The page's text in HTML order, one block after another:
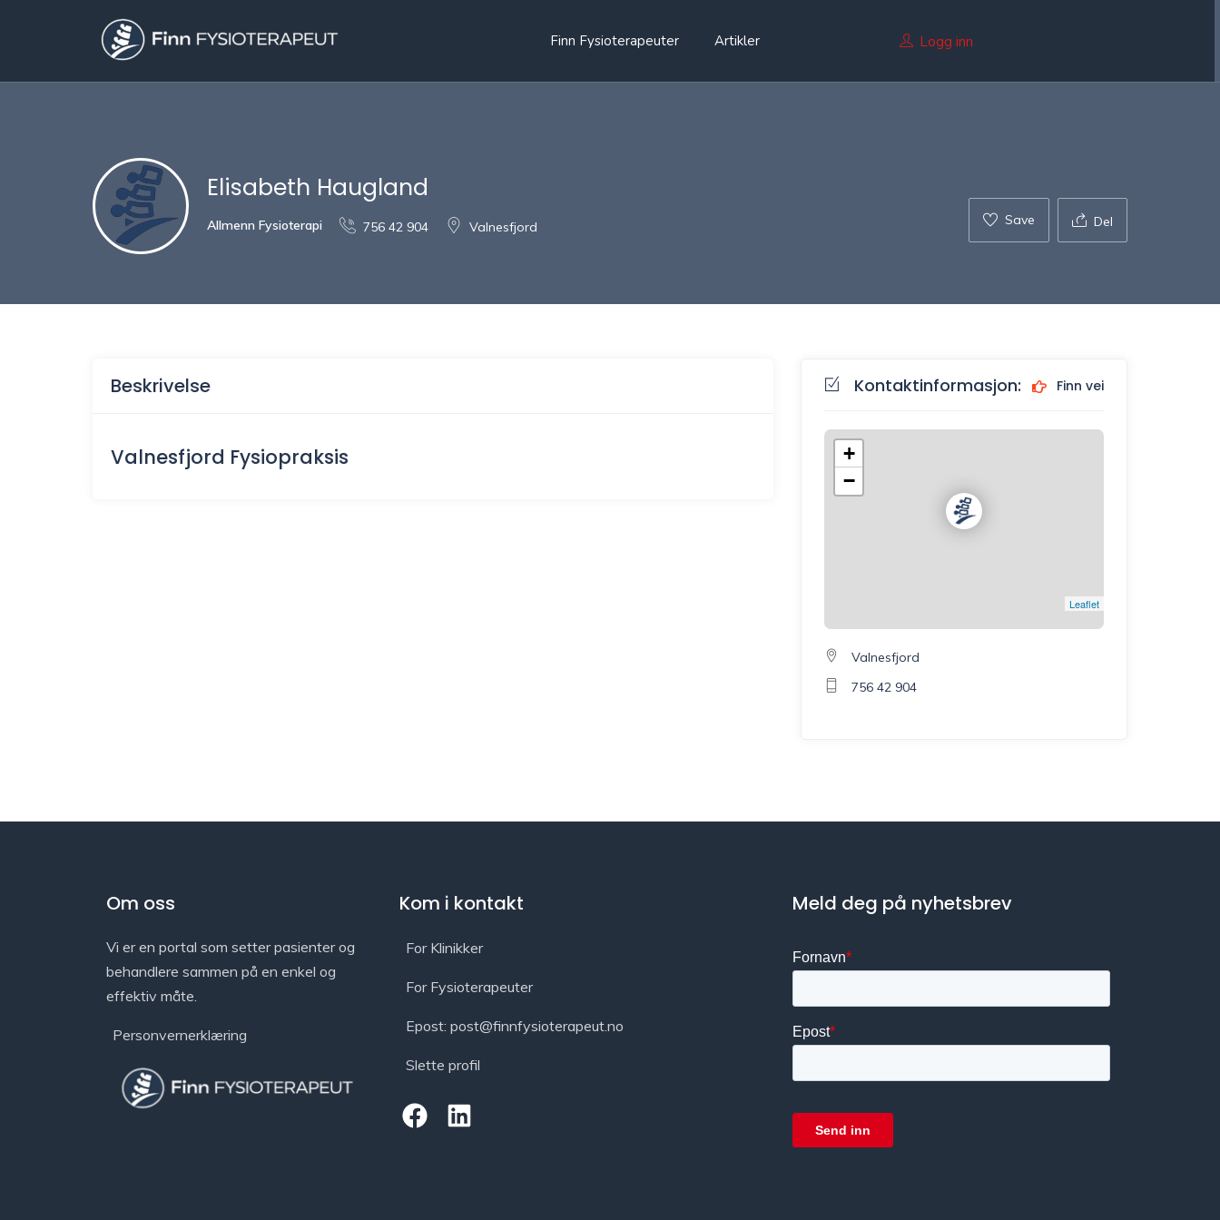
Finn Fysioterapeuter Artikler Logg inn
Elisabeth Haugland
Allmenn Fysioterapi 756 42 904 Valnesfjord Save Del
Beskrivelse
Valnesfjord Fysiopraksis
Kontaktinformasjon: Finn vei
+
−
Leaflet
Valnesfjord
756 42 904
Om oss
Vi er en portal som setter pasienter og
behandlere sammen på en enkel og
effektiv måte.
Personvernerklæring
Kom i kontakt
For Klinikker
For Fysioterapeuter
Epost: post@finnfysioterapeut.no
Slette profil
Meld deg på nyhetsbrev